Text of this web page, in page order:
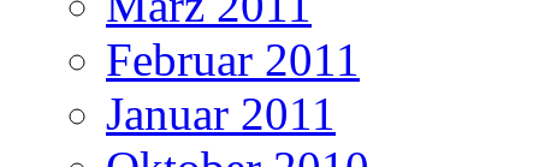
Februar 2011
Januar 2011